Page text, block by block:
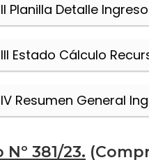
Planilla Detalle
Estado Cálculo
Resumen General
381/23.